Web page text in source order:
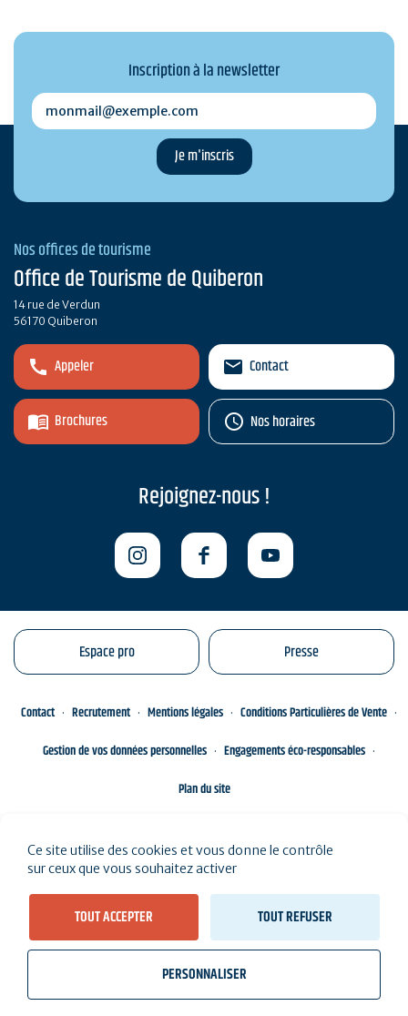
Inscription à la newsletter
monmail@exemple.com
Nos offices de tourisme
Office de Tourisme de Quiberon
14 rue de Verdun
56170 Quiberon
Appeler
Brochures
Contact
Nos horaires
Rejoignez-nous !
Espace pro Presse
Contact Recrutement Mentions légales
Conditions Particulières de Vente
Gestion de vos données personnelles
Engagements éco-responsables
Plan du site
Ce site utilise des cookies et vous donne le contrôle
sur ceux que vous souhaitez activer
TOUT ACCEPTER TOUT REFUSER
PERSONNALISER